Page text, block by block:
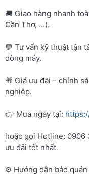
🚚 Giao hàng nhanh
Cần Thơ, …).
💬 Tư vấn kỹ thuật tận
dòng máy.
🎁 Giá ưu đãi – chính
nghiệp.
👉 Mua ngay tại:
hoặc gọi Hotline: 0906
ưu đãi tốt nhất.
⚙️ Hướng dẫn bảo